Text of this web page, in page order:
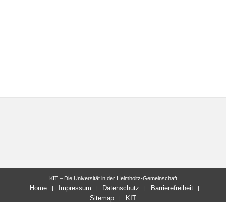
KIT – Die Universität in der Helmholtz-Gemeinschaft
Home Impressum Datenschutz
Barrierefreiheit
Sitemap
KIT